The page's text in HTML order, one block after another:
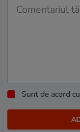
Sunt de acord cu